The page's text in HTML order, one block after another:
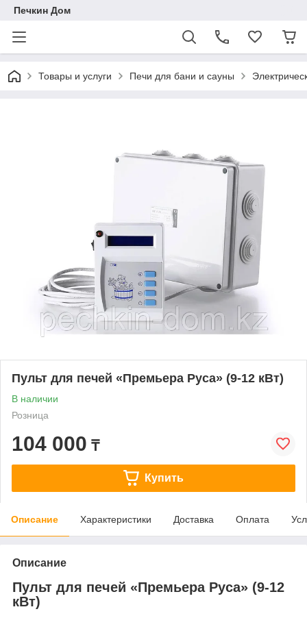
Печкин Дом
Товары и услуги Печи для бани и сауны
Пульт для печей «Премьера Руса» (9-12 кВт)
В наличии
Розница
104 000 ₸
Купить
Описание Характеристики Доставка Оплата
Описание
Пульт для печей «Премьера Руса» (9-12
кВт)